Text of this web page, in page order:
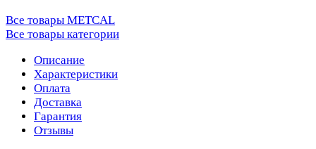
Все товары METCAL
Все товары категории
Описание
Характеристики
Оплата
Доставка
Гарантия
Отзывы